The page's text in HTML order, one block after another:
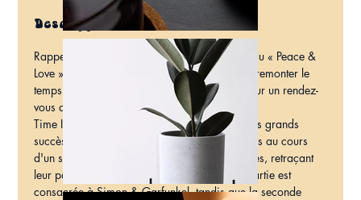
Description
Rappelez-vous le « Flower Power », l'époque du « Peace &
Love ». Fermez les yeux et laissez-vous aller à remonter le
temps jusqu'aux décennies 1960 et 1970 pour un rendez-
vous avec Simon & Garfunkel et Cat Stevens.
Time It Was présente une rétrospective des plus grands
succès de Simon & Garfunkel et de Cat Stevens au cours
d'un spectacle hommage d'environ deux heures, retraçant
leur parcours musical original. La première partie est
consacrée à Simon & Garfunkel, tandis que la seconde